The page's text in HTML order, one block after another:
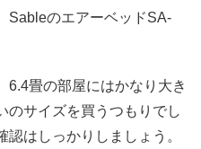
SableのエアーベッドSA-
6.4畳の部屋にはかなり大き
のサイズを買うつもりでし
はしっかりしましょう。